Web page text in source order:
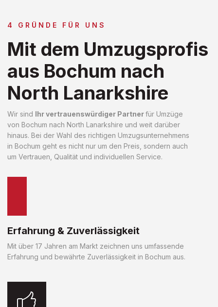
4 GRÜNDE FÜR UNS
Mit dem Umzugsprofis
aus Bochum nach
North Lanarkshire
Wir sind Ihr vertrauenswürdiger Partnerfür Umzüge
von Bochum nach North Lanarkshire und weit darüber
hinaus. Bei der Wahl des richtigen Umzugsunternehmens
in Bochum geht es nicht nur um den Preis, sondern auch
um Vertrauen, Qualität und individuellen Service.
Erfahrung & Zuverlässigkeit
Mit über 17 Jahren am Markt zeichnen uns umfassende
Erfahrung und bewährte Zuverlässigkeit in Bochum aus.